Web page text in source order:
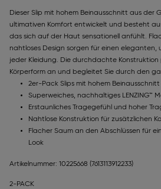
Dieser Slip mit hohem Beinausschnitt aus der
ultimativen Komfort entwickelt und besteht
das sich auf der Haut sensationell anfühlt.
nahtloses Design sorgen für einen eleganten,
jeder Kleidung. Die durchdachte
Körperform an und begleitet Sie durch den
2er-Pack Slips mit hohem Beinausschnitt
Superweiches, nachhaltiges LENZING™
Erstaunliches Tragegefühl und hoher
Nahtlose Konstruktion für zusätzlichen
Flacher Saum an den Abschlüssen für
Look
Artikelnummer: 10225668 (7613113912233)
2-PACK